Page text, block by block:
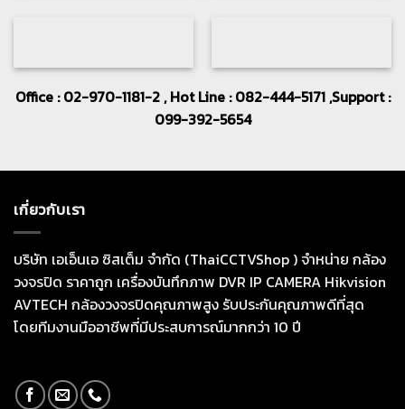
Office : 02-970-1181-2 , Hot Line : 082-444-5171 ,Support :
099-392-5654
เกี่ยวกับเรา
บริษัท เอเอ็นเอ ซิสเต็ม จำกัด (ThaiCCTVShop ) จำหน่าย กล้อง
วงจรปิด ราคาถูก เครื่องบันทึกภาพ DVR IP CAMERA Hikvision
AVTECH กล้องวงจรปิดคุณภาพสูง รับประกันคุณภาพดีที่สุด
โดยทีมงานมืออาชีพที่มีประสบการณ์มากกว่า 10 ปี